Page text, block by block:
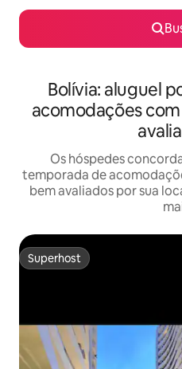
Bolívia: aluguel
acomodações
Os hóspedes
temporada de
bem avaliados por sua
Superhost
Superhost